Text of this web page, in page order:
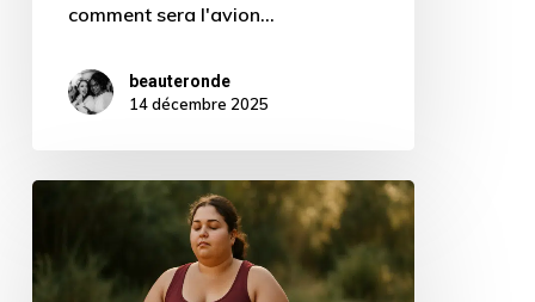
comment sera l'avion…
beauteronde
14 décembre 2025
Méditation
l’acceptation